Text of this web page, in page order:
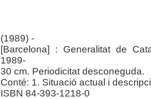
(1989) -
[Barcelona] : Generalitat de
1989-
30 cm. Periodicitat desconeguda.
Conté: 1. Situació actual i
ISBN 84-393-1218-0